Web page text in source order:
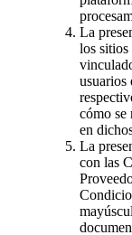
La
los sitios
usuarios
cómo se
en
La
con las